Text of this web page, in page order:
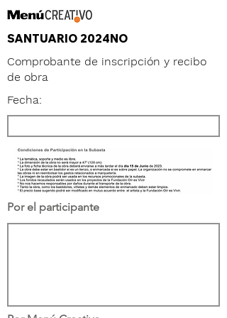
SANTUARIO 2024NO
Comprobante de inscripción y recibo
de obra
Fecha:
Por el participante